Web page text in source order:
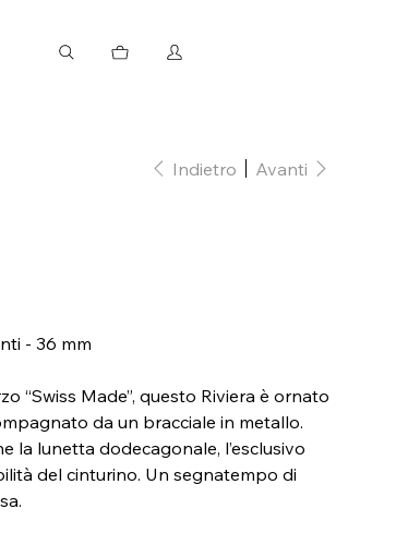
Indietro Avanti
- 36 mm
“Swiss Made”, questo Riviera è ornato
da un bracciale in metallo.
la lunetta dodecagonale, l’esclusivo
del cinturino. Un segnatempo di